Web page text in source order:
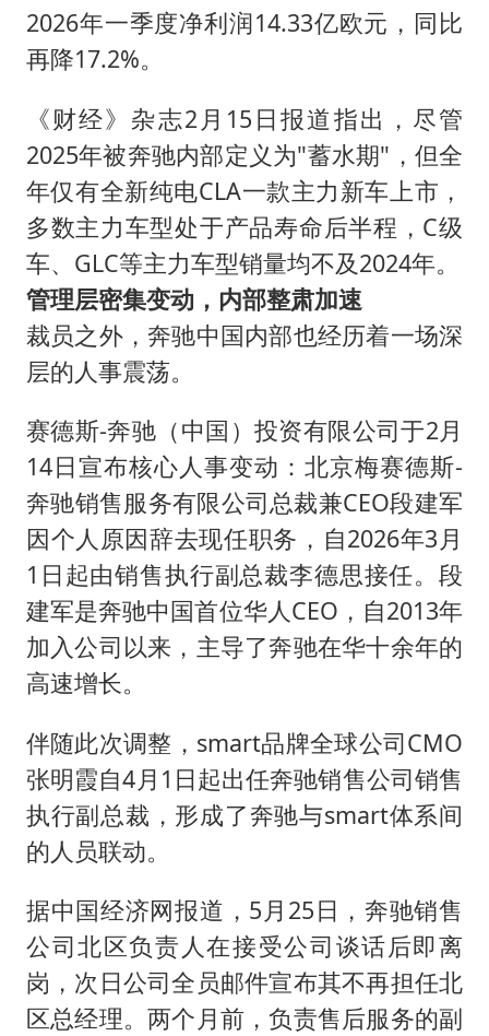
2026年一季度净利润14.33亿欧元，同比
再降17.2%。
《财经》杂志2月15日报道指出，尽管
2025年被奔驰内部定义为"蓄水期"，但全
年仅有全新纯电CLA一款主力新车上市，
多数主力车型处于产品寿命后半程，C级
车、GLC等主力车型销量均不及2024年。
管理层密集变动，内部整肃加速
裁员之外，奔驰中国内部也经历着一场深
层的人事震荡。
赛德斯-奔驰（中国）投资有限公司于2月
14日宣布核心人事变动：北京梅赛德斯-
奔驰销售服务有限公司总裁兼CEO段建军
因个人原因辞去现任职务，自2026年3月
1日起由销售执行副总裁李德思接任。段
建军是奔驰中国首位华人CEO，自2013年
加入公司以来，主导了奔驰在华十余年的
高速增长。
伴随此次调整，smart品牌全球公司CMO
张明霞自4月1日起出任奔驰销售公司销售
执行副总裁，形成了奔驰与smart体系间
的人员联动。
据中国经济网报道，5月25日，奔驰销售
公司北区负责人在接受公司谈话后即离
岗，次日公司全员邮件宣布其不再担任北
区总经理。两个月前，负责售后服务的副